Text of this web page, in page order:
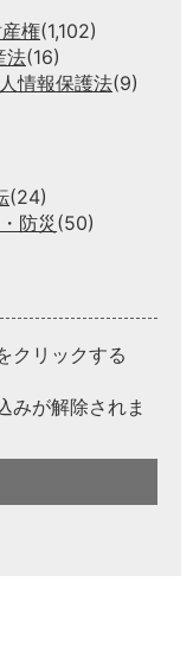
権(1,102)
法(16)
情報保護法(9)
(24)
防災 (50)
クリックする
みが解除されま